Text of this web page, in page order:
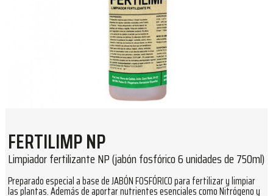
FERTILIMP NP
Limpiador fertilizante NP (jabón fosfórico 6 unidades de 750ml)
Preparado especial a base de JABÓN FOSFÓRICO para fertilizar y limpiar
las plantas. Además de aportar nutrientes esenciales como Nitrógeno y